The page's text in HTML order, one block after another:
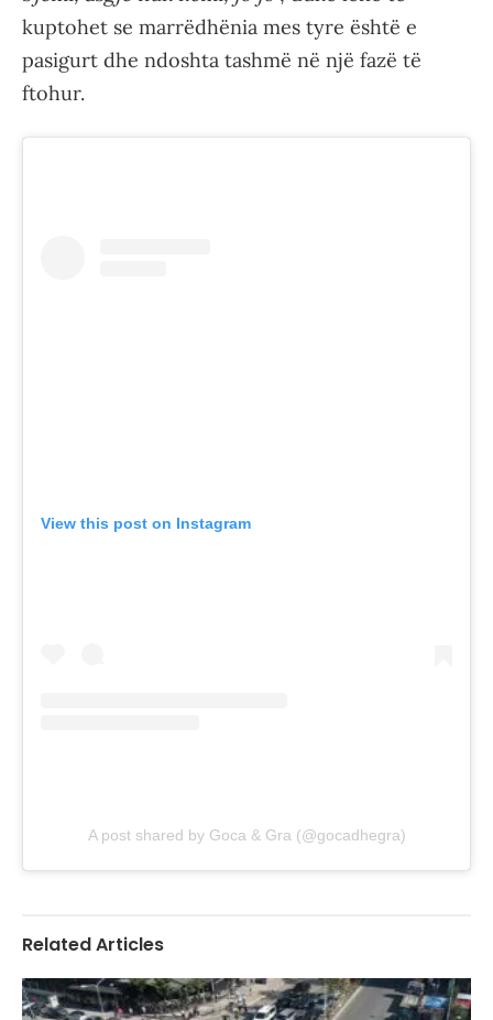
kuptohet se marrëdhënia mes tyre është e
pasigurt dhe ndoshta tashmë në një fazë të
ftohur.
View this post on Instagram
A post shared by Goca & Gra (@gocadhegra)
Related Articles